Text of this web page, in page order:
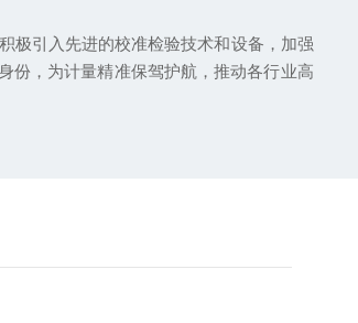
引入先进的校准检验技术和设备，加强
份，为计量精准保驾护航，推动各行业高